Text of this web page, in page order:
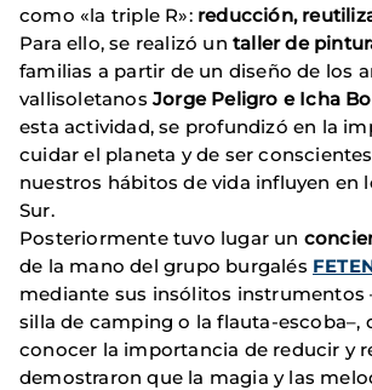
como «la triple R»: reducción,
Para ello, se realizó un taller de
familias a partir de un diseño de los
vallisoletanos Jorge Peligro e Icha
esta actividad, se profundizó en la
cuidar el planeta y de ser
nuestros hábitos de vida influyen en
Sur.
Posteriormente tuvo lugar un
de la mano del grupo burgalés
mediante sus insólitos instrumentos
silla de camping o la flauta-escoba–,
conocer la importancia de reducir y
demostraron que la magia y las